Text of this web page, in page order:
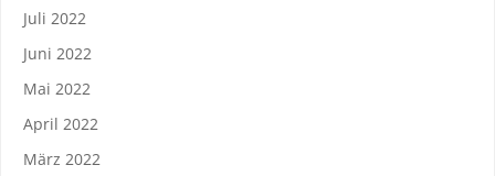
Juli 2022
Juni 2022
Mai 2022
April 2022
März 2022